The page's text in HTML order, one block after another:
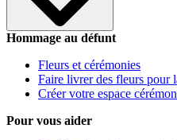
Hommage au défunt
Fleurs et cérémonies
Faire livrer des fleurs pour
Créer votre espace
Pour vous aider